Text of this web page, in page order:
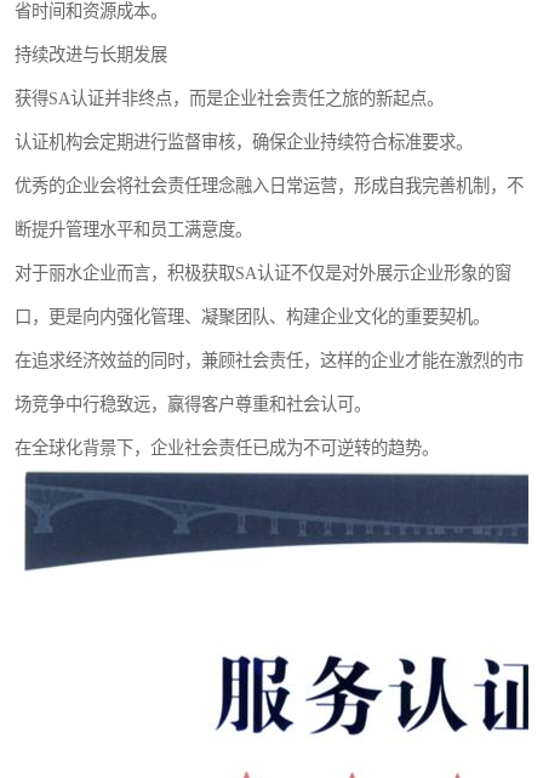
省时间和资源成本。
持续改进与长期发展
获得SA认证并非终点，而是企业社会责任之旅的新起点。
认证机构会定期进行监督审核，确保企业持续符合标准要求。
优秀的企业会将社会责任理念融入日常运营，形成自我完善机制，不
断提升管理水平和员工满意度。
对于丽水企业而言，积极获取SA认证不仅是对外展示企业形象的窗
口，更是向内强化管理、凝聚团队、构建企业文化的重要契机。
在追求经济效益的同时，兼顾社会责任，这样的企业才能在激烈的市
场竞争中行稳致远，赢得客户尊重和社会认可。
在全球化背景下，企业社会责任已成为不可逆转的趋势。